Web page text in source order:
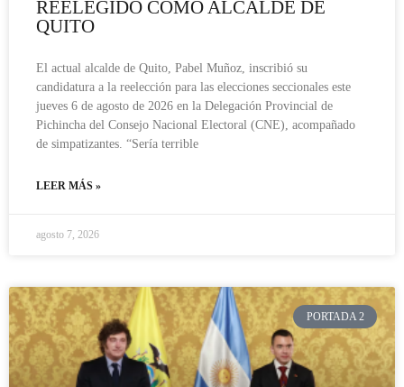
REELEGIDO COMO ALCALDE DE
QUITO
El actual alcalde de Quito, Pabel Muñoz, inscribió su
candidatura a la reelección para las elecciones seccionales este
jueves 6 de agosto de 2026 en la Delegación Provincial de
Pichincha del Consejo Nacional Electoral (CNE), acompañado
de simpatizantes. “Sería terrible
LEER MÁS »
agosto 7, 2026
PORTADA 2